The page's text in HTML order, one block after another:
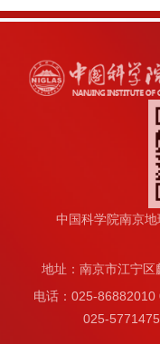
中国科学院南京
地址：南京市江宁
电话：025-86882010
025-